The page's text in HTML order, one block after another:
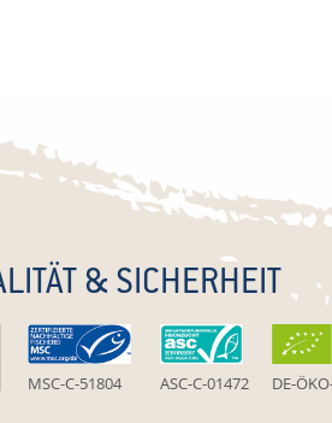
& SICHERHEIT
MSC-C-51804 ASC-C-01472 DE-